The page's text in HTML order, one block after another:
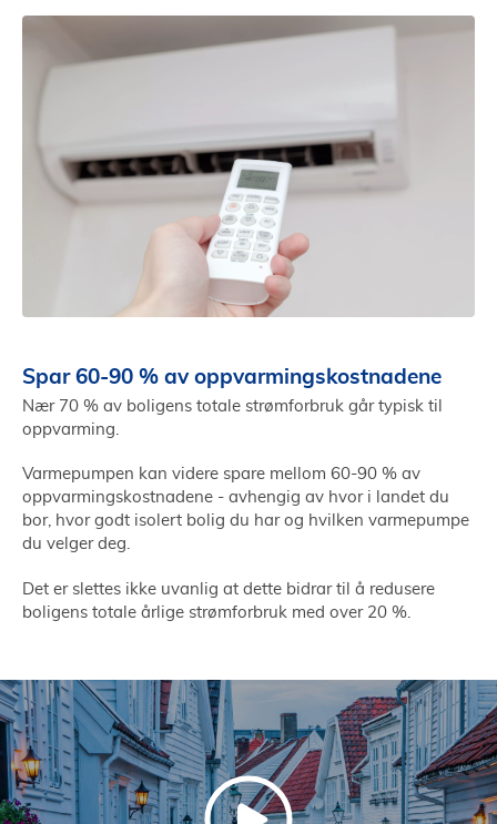
Spar 60-90 % av oppvarmingskostnadene
Nær 70 % av boligens totale strømforbruk går typisk til
oppvarming.
Varmepumpen kan videre spare mellom 60-90 % av
oppvarmingskostnadene - avhengig av hvor i landet du
bor, hvor godt isolert bolig du har og hvilken varmepumpe
du velger deg.
Det er slettes ikke uvanlig at dette bidrar til å redusere
boligens totale årlige strømforbruk med over 20 %.